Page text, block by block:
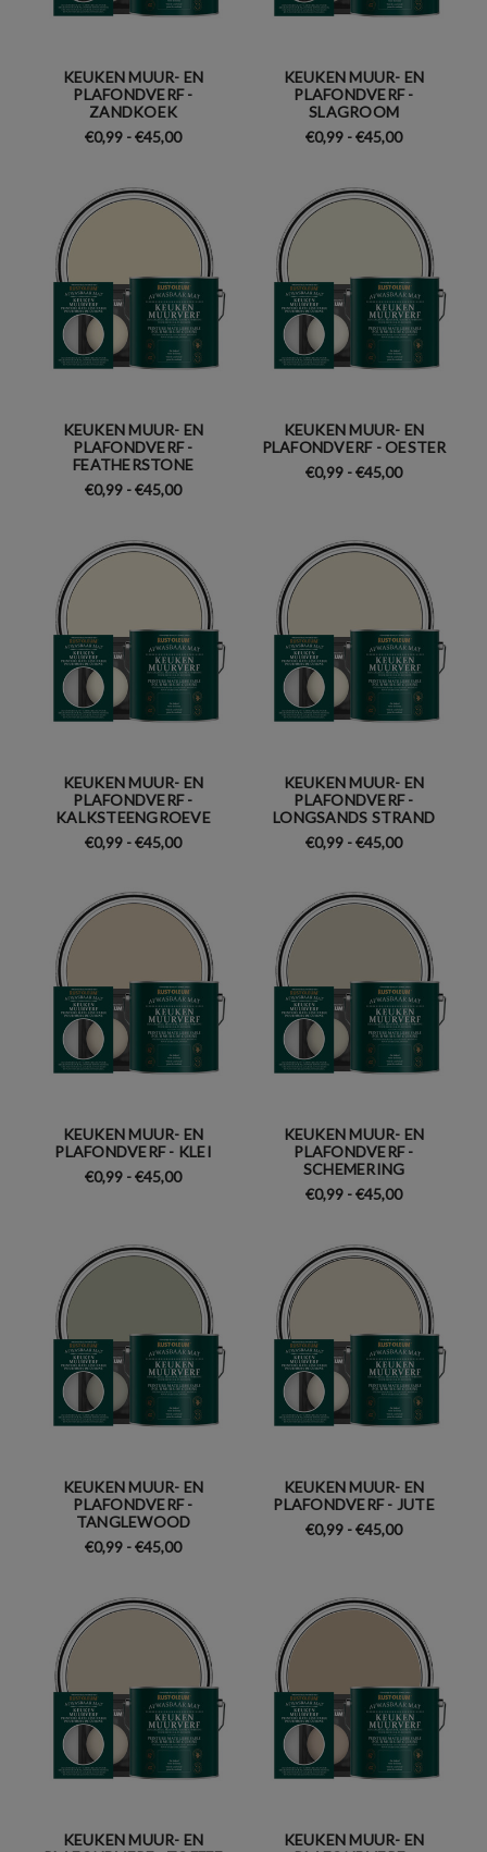
KEUKEN MUUR- EN
PLAFONDVERF -
ZANDKOEK
€0,99 - €45,00
KEUKEN MUUR- EN
PLAFONDVERF -
SLAGROOM
€0,99 - €45,00
KEUKEN MUUR- EN
PLAFONDVERF -
FEATHERSTONE
€0,99 - €45,00
KEUKEN MUUR- EN
PLAFONDVERF - OESTER
€0,99 - €45,00
KEUKEN MUUR- EN
PLAFONDVERF -
KALKSTEENGROEVE
€0,99 - €45,00
KEUKEN MUUR- EN
PLAFONDVERF -
LONGSANDS STRAND
€0,99 - €45,00
KEUKEN MUUR- EN
PLAFONDVERF - KLEI
€0,99 - €45,00
KEUKEN MUUR- EN
PLAFONDVERF -
SCHEMERING
€0,99 - €45,00
KEUKEN MUUR- EN
PLAFONDVERF -
TANGLEWOOD
€0,99 - €45,00
KEUKEN MUUR- EN
PLAFONDVERF - JUTE
€0,99 - €45,00
KEUKEN MUUR- EN
KEUKEN MUUR- EN